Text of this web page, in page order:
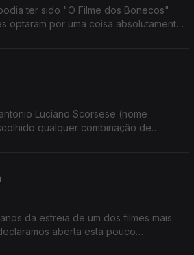
ter sido "O Filme dos Bonecos"
optaram por uma coisa absolutamente
Luciano Scorsese (nome
qualquer combinação de
da estreia de um dos filmes mais
aberta esta pouco